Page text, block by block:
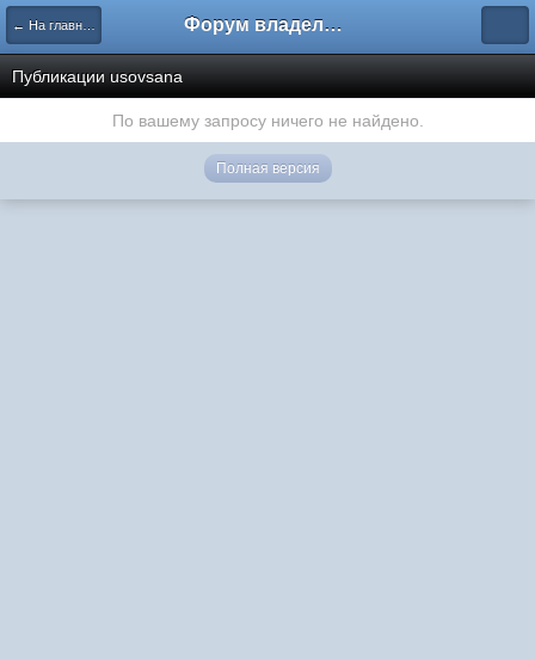
← На главную Форум владельцев интернет-магазинов
Публикации usovsana
По вашему запросу ничего не найдено.
Полная версия